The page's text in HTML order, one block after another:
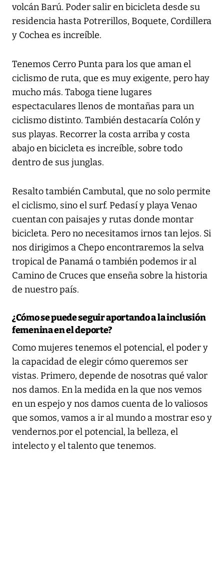
volcán Barú. Poder salir en bicicleta desde su
residencia hasta Potrerillos, Boquete, Cordillera
y Cochea es increíble.
Tenemos Cerro Punta para los que aman el
ciclismo de ruta, que es muy exigente, pero hay
mucho más. Taboga tiene lugares
espectaculares llenos de montañas para un
ciclismo distinto. También destacaría Colón y
sus playas. Recorrer la costa arriba y costa
abajo en bicicleta es increíble, sobre todo
dentro de sus junglas.
Resalto también Cambutal, que no solo permite
el ciclismo, sino el surf. Pedasí y playa Venao
cuentan con paisajes y rutas donde montar
bicicleta. Pero no necesitamos irnos tan lejos. Si
nos dirigimos a Chepo encontraremos la selva
tropical de Panamá o también podemos ir al
Camino de Cruces que enseña sobre la historia
de nuestro país.
¿Cómo se puede seguir aportando a la inclusión
femenina en el deporte?
Como mujeres tenemos el potencial, el poder y
la capacidad de elegir cómo queremos ser
vistas. Primero, depende de nosotras qué valor
nos damos. En la medida en la que nos vemos
en un espejo y nos damos cuenta de lo valiosos
que somos, vamos a ir al mundo a mostrar eso y
vendernos.por el potencial, la belleza, el
intelecto y el talento que tenemos.